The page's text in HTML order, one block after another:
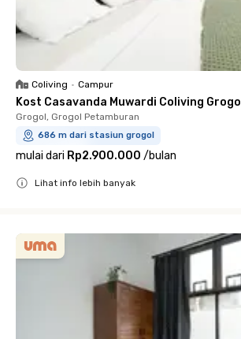
Coliving • Campur
Kost Casavanda Muwardi Coliving Grogol
Grogol, Grogol Petamburan
686 m dari stasiun grogol
mulai dari Rp2.900.000 /bulan
Lihat info lebih banyak